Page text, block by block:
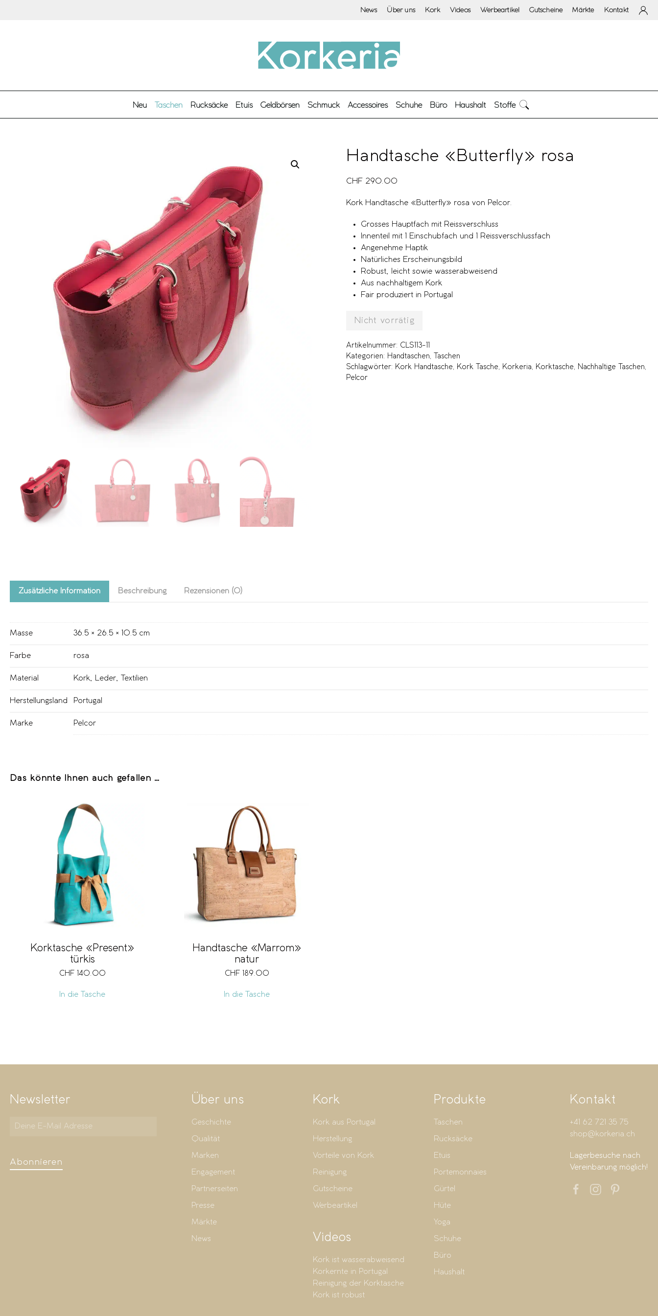
News Über uns Kork Videos Werbeartikel Gutscheine Märkte Kontakt
Neu Taschen Rucksäcke Etuis Geldbörsen Schmuck Accessoires Schuhe Büro Haushalt Stoffe
Handtasche «Butterfly» rosa
CHF 290.00
Kork Handtasche «Butterfly» rosa von Pelcor.
Grosses Hauptfach mit Reissverschluss
Innenteil mit 1 Einschubfach und 1 Reissverschlussfach
Angenehme Haptik
Natürliches Erscheinungsbild
Robust, leicht sowie wasserabweisend
Aus nachhaltigem Kork
Fair produziert in Portugal
Nicht vorrätig
Artikelnummer: CLS113-11
Kategorien: Handtaschen,
Taschen
Schlagwörter: Kork Handtasche, Kork Tasche, Korkeria, Korktasche, Nachhaltige Taschen,
Pelcor
Zusätzliche Information Beschreibung Rezensionen (0)
Masse 36.5 × 26.5 × 10.5 cm
Farbe rosa
Material Kork, Leder, Textilien
Herstellungsland Portugal
Marke Pelcor
Das könnte Ihnen auch gefallen …
Korktasche «Present»
türkis
CHF 140.00
In die Tasche
Handtasche «Marrom»
natur
CHF 189.00
In die Tasche
Newsletter
Abonnieren
Über uns
Geschichte
Qualität
Marken
Engagement
Partnerseiten
Presse
Märkte
News
Kork
Kork aus Portugal
Herstellung
Vorteile von Kork
Reinigung
Gutscheine
Werbeartikel
Videos
Kork ist wasserabweisend
Korkernte in Portugal
Reinigung der Korktasche
Kork ist robust
Produkte
Taschen
Rucksäcke
Etuis
Portemonnaies
Gürtel
Hüte
Yoga
Schuhe
Büro
Haushalt
Kontakt
+41 62 721 35 75
shop@korkeria.ch
Lagerbesuche nach
Vereinbarung möglich!